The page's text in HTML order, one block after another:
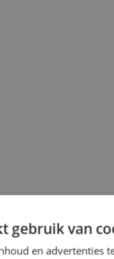
gebruik van
en advertenties